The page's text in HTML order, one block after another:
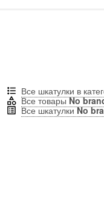
Все шкатулки в
Все товарыNo
Все шкатулкиNo